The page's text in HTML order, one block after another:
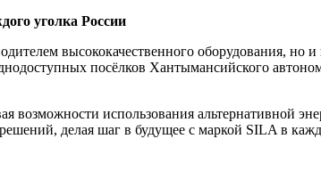
уголка России
высококачественного оборудования,
посёлков Хантымансийского
возможности использования альтернативной
делая шаг в будущее с маркой SILA в